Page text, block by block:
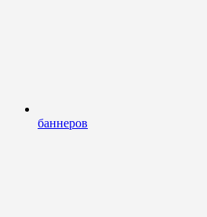
баннеров